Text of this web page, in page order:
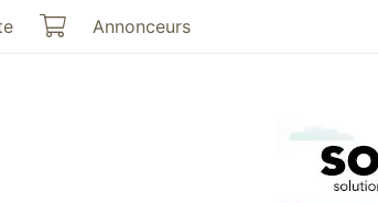
Mon panier
Annonceurs